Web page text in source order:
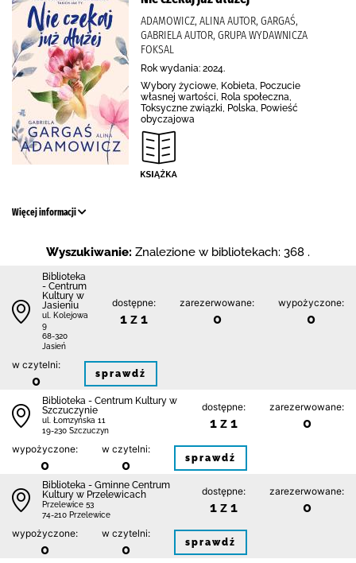
ADAMOWICZ, ALINA AUTOR, GARGAŚ,
GABRIELA AUTOR, GRUPA WYDAWNICZA
FOKSAL
Rok wydania: 2024.
Wybory życiowe, Kobieta, Poczucie
własnej wartości, Rola społeczna,
Toksyczne związki, Polska, Powieść
obyczajowa
Więcej informacji
Wyszukiwanie: Znalezione w bibliotekach: 368 .
Biblioteka
- Centrum
Kultury w
Jasieniu
ul. Kolejowa
9
68-320
Jasień
dostępne:
1 z 1
zarezerwowane:
0
wypożyczone:
0
w czytelni:
0 sprawdź
Biblioteka - Centrum Kultury w
Szczuczynie
ul. Łomzyńska 11
19-230 Szczuczyn
dostępne:
1 z 1
zarezerwowane:
0
wypożyczone:
0
w czytelni:
0 sprawdź
Biblioteka - Gminne Centrum
Kultury w Przelewicach
Przelewice 53
74-210 Przelewice
dostępne:
1 z 1
zarezerwowane:
0
wypożyczone:
0
w czytelni:
0 sprawdź